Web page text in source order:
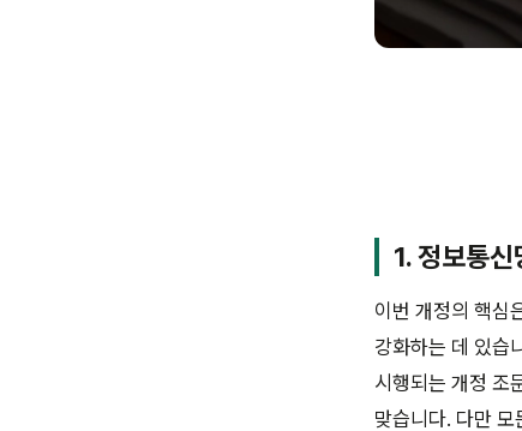
1. 정보통
이번 개정의 핵심
강화하는 데 있습
시행되는 개정 조
맞습니다. 다만 모